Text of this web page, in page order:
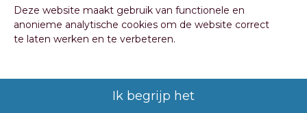
Deze website maakt gebruik van functionele en
anonieme analytische cookies om de website correct
te laten werken en te verbeteren.
Ik begrijp het